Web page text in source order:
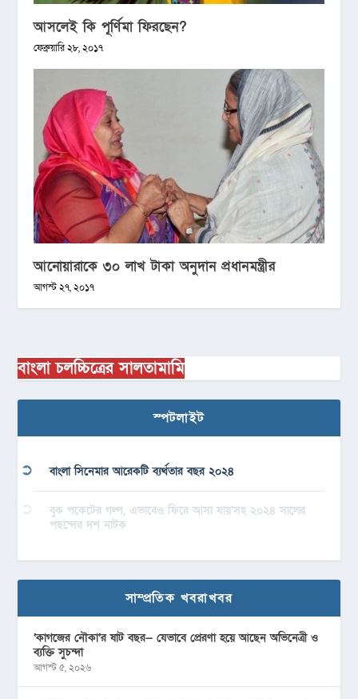
আসলেই কি পূর্ণিমা ফিরছেন?
ফেব্রুয়ারি ২৮, ২০১৭
আনোয়ারাকে ৩০ লাখ টাকা অনুদান প্রধানমন্ত্রীর
আগস্ট ২৭, ২০১৭
বাংলা চলচ্চিত্রের সালতামামি
স্পটলাইট
বাংলা সিনেমার আরেকটি ব্যর্থতার বছর ২০২৪
বুক পকেটের গল্প, এভাবেও ফিরে আসা যায়’সহ ২০২৪ সালের
পছন্দের দশ নাটক
সাম্প্রতিক খবরাখবর
‘কাগজের নৌকা’র ষাট বছর— যেভাবে প্রেরণা হয়ে আছেন অভিনেত্রী ও
ব্যক্তি সুচন্দা
আগস্ট ৫, ২০২৬